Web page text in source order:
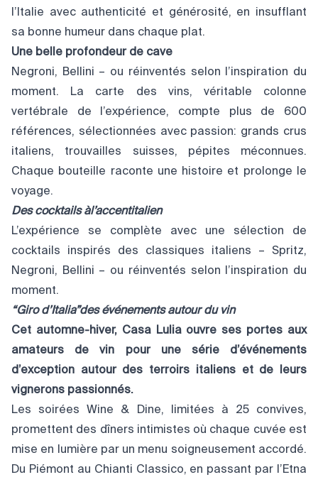
l’Italie avec authenticité et générosité, en insufflant
sa bonne humeur dans chaque plat.
Une belle profondeur de cave
Negroni, Bellini – ou réinventés selon l’inspiration du
moment. La carte des vins, véritable colonne
vertébrale de l’expérience, compte plus de 600
références, sélectionnées avec passion: grands crus
italiens, trouvailles suisses, pépites méconnues.
Chaque bouteille raconte une histoire et prolonge le
voyage.
Des cocktails àl’accentitalien
L’expérience se complète avec une sélection de
cocktails inspirés des classiques italiens – Spritz,
Negroni, Bellini – ou réinventés selon l’inspiration du
moment.
“Giro d’Italia”des événements autour du vin
Cet automne-hiver, Casa Lulia ouvre ses portes aux
amateurs
de vin pour une série
d’événements
d’exception
autour des terroirs italiens et de
leurs
vignerons passionnés.
Les soirées Wine & Dine, limitées à 25 convives,
promettent des dîners intimistes où chaque cuvée est
mise en lumière par un menu soigneusement accordé.
Du Piémont au Chianti Classico, en passant par l’Etna